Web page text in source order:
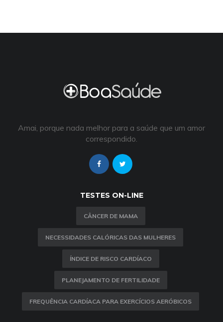
Amai, porque nada melhor para a saúde que um amor
correspondido.
TESTES ON-LINE
CÂNCER DE MAMA
NECESSIDADES CALÓRICAS DAS MULHERES
ÍNDICE DE RISCO CARDÍACO
PLANEJAMENTO DE FERTILIDADE
FREQUÊNCIA CARDÍACA PARA EXERCÍCIOS AERÓBICOS